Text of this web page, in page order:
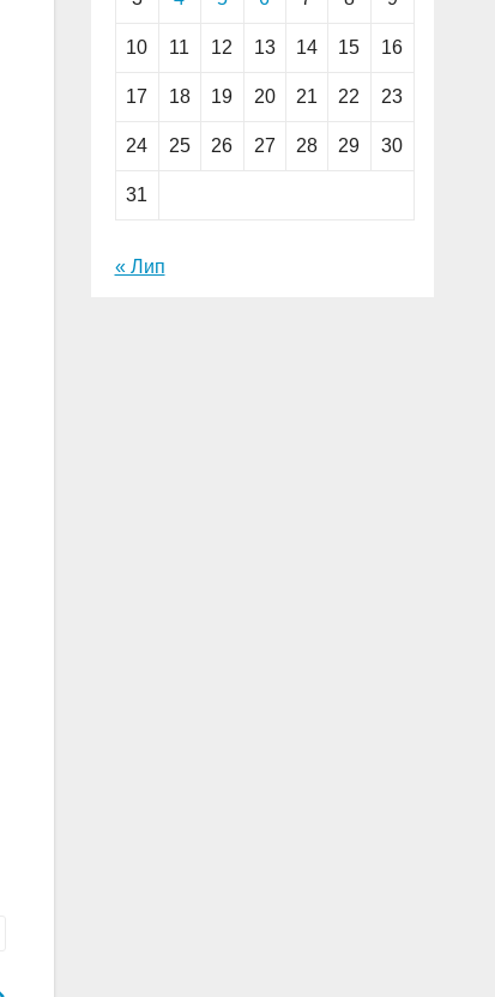
10 11 12 13 14 15 16
17 18 19 20 21 22 23
24 25 26 27 28 29 30
31
« Лип